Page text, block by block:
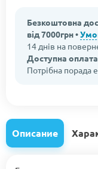
Безкоштовна
від 7000грн •
14 днів на
Доступна
Потрібна порада
Описание